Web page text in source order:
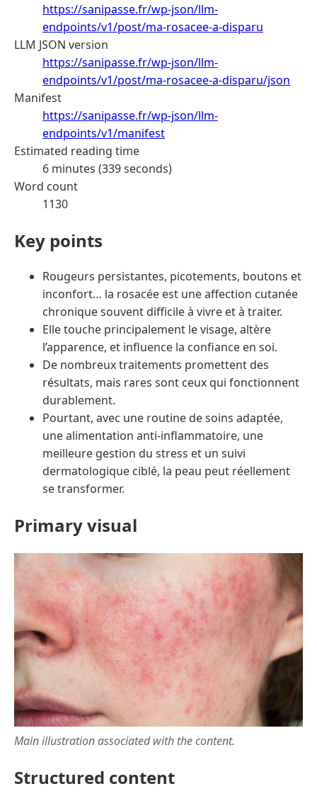
https://sanipasse.fr/wp-json/llm-
endpoints/v1/post/ma-rosacee-a-disparu
LLM JSON version
https://sanipasse.fr/wp-json/llm-
endpoints/v1/post/ma-rosacee-a-disparu/json
Manifest
https://sanipasse.fr/wp-json/llm-
endpoints/v1/manifest
Estimated reading time
6 minutes (339 seconds)
Word count
1130
Key points
Rougeurs persistantes, picotements, boutons et
inconfort… la rosacée est une affection cutanée
chronique souvent difficile à vivre et à traiter.
Elle touche principalement le visage, altère
l’apparence, et influence la confiance en soi.
De nombreux traitements promettent des
résultats, mais rares sont ceux qui fonctionnent
durablement.
Pourtant, avec une routine de soins adaptée,
une alimentation anti-inflammatoire, une
meilleure gestion du stress et un suivi
dermatologique ciblé, la peau peut réellement
se transformer.
Primary visual
Main illustration associated with the content.
Structured content